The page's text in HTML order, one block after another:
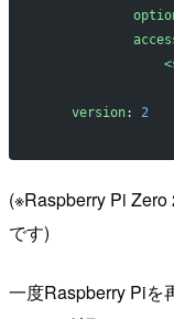
    version
: 2
(※Raspberry Pi
です)
一度Raspberry Piを